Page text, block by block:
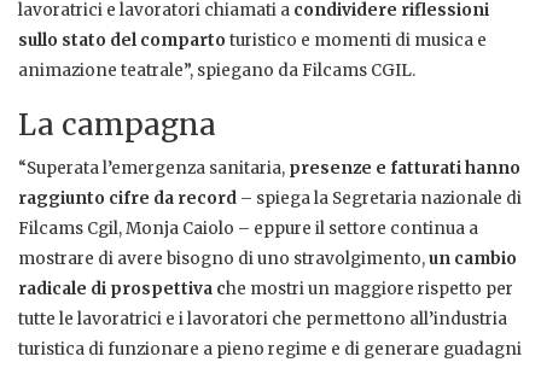
lavoratrici e lavoratori chiamati a condividere riflessioni
sullo stato del comparto turistico e momenti di musica e
animazione teatrale”, spiegano da Filcams CGIL.
La campagna
“Superata l’emergenza sanitaria, presenze e fatturati hanno
raggiunto cifre da record – spiega la Segretaria nazionale di
Filcams Cgil, Monja Caiolo – eppure il settore continua a
mostrare di avere bisogno di uno stravolgimento,un cambio
radicale di prospettiva che mostri un maggiore rispetto per
tutte le lavoratrici e i lavoratori che permettono all’industria
turistica di funzionare a pieno regime e di generare guadagni